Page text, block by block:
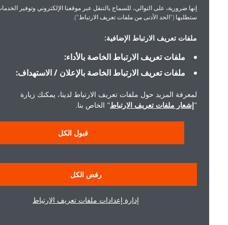
إنها ضرورية، على التوالي، للسماح بالتنقل عبر موقعنا الإلكتروني وتوفير الخدمات التي
ستطلبها ("الحد الأدنى من ملفات تعريف الارتباط").
ملفات تعريف الارتباط الإضافية:
ملفات تعريف الارتباط الخاصة بالأداء:
ملفات تعريف الارتباط الخاصة بالإعلان / الاستهداف:
لمعرفة المزيد حول ملفات تعريف الارتباط لدينا، يمكنك زيارة
إشعار ملفات تعريف الارتباط" الخاص بنا.
قبول الكل
رفض الكل
إدارة إعدادات ملفات تعريف الارتباط